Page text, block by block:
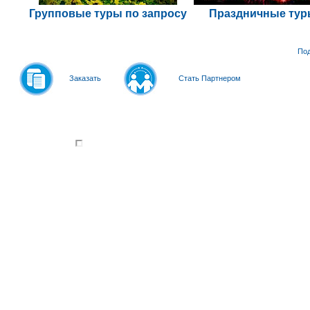
Групповые туры по запросу Праздничные
Заказать Стать Партнером